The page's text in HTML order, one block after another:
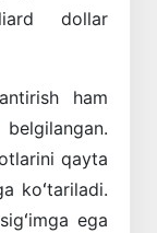
dollar
ham
qayta
koʻtariladi.
ega